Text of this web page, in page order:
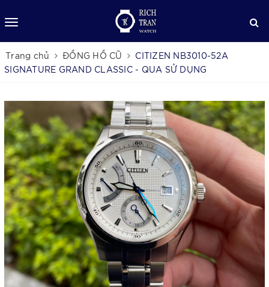
Trang chủ ĐỒNG HỒ CŨ
CITIZEN NB3010-52A
SIGNATURE GRAND CLASSIC - QUA SỬ DỤNG